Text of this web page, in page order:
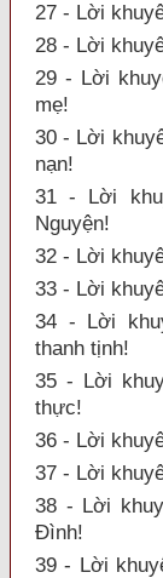
27 - Lời
28 - Lời
29 - Lời
mẹ!
30 - Lời
nạn!
31 - Lời
Nguyện!
32 - Lời
33 - Lời
34 - Lời
thanh tịnh!
35 - Lời
thực!
36 - Lời
37 - Lời
38 - Lời
Đình!
39 - Lời